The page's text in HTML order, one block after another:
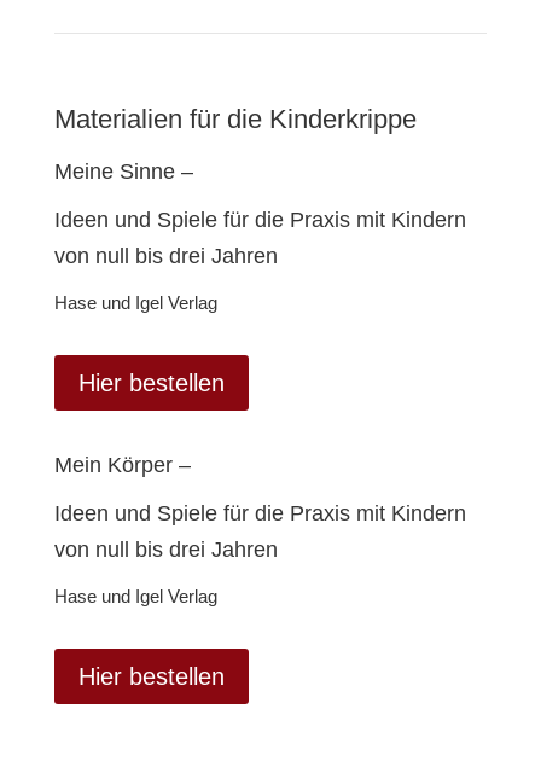
Materialien für die Kinderkrippe
Meine Sinne –
Ideen und Spiele für die Praxis mit Kindern
von null bis drei Jahren
Hase und Igel Verlag
Hier bestellen
Mein Körper –
Ideen und Spiele für die Praxis mit Kindern
von null bis drei Jahren
Hase und Igel Verlag
Hier bestellen